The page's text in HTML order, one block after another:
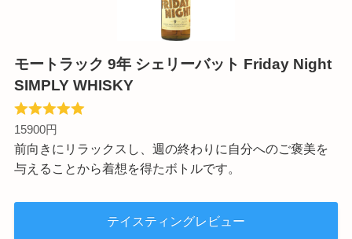
モートラック 9年 シェリーバット Friday Night
SIMPLY WHISKY
15900円
前向きにリラックスし、週の終わりに自分へのご褒美を
与えることから着想を得たボトルです。
テイスティングレビュー